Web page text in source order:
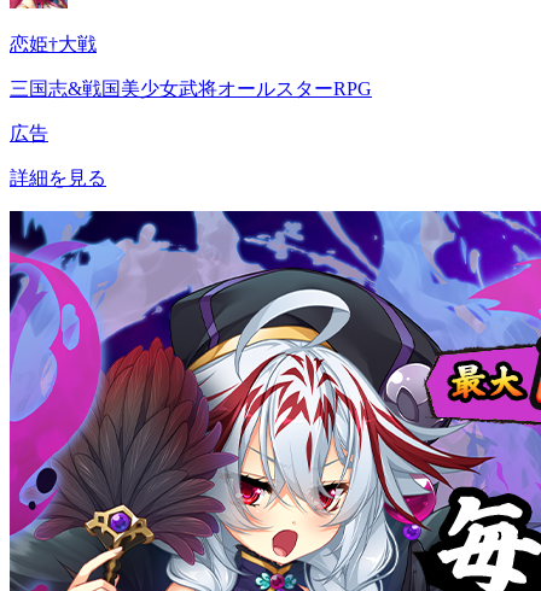
恋姫†大戦
三国志&戦国美少女武将オールスターRPG
広告
詳細を見る